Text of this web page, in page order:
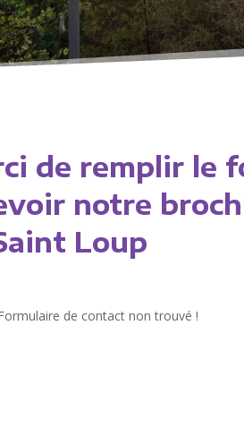
de remplir le
notre
Loup
de contact non trouvé !